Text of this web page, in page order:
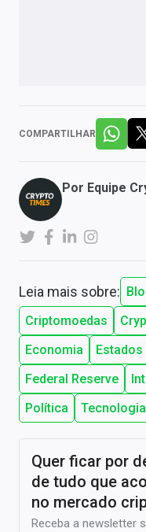
COMPARTILHAR
Por Equipe
Leia mais sobre:
Criptomoedas
Economia
Estados
Federal Reserve
Política
Tecnologia
Quer ficar por
de tudo que
no mercado
Receba a newsletter